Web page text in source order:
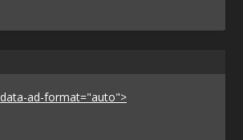
data-ad-format="auto">